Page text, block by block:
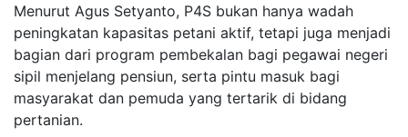
Menurut Agus Setyanto, P4S bukan hanya wadah
peningkatan kapasitas petani aktif, tetapi juga menjadi
bagian dari program pembekalan bagi pegawai negeri
sipil menjelang pensiun, serta pintu masuk bagi
masyarakat dan pemuda yang tertarik di bidang
pertanian.